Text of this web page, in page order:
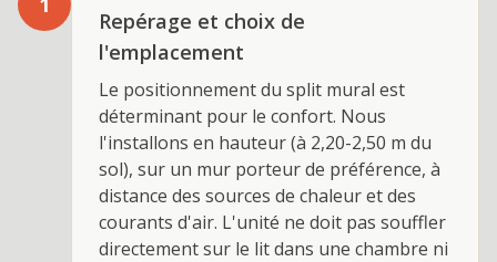
Repérage et choix de
l'emplacement
Le positionnement du split mural est
déterminant pour le confort. Nous
l'installons en hauteur (à 2,20-2,50 m du
sol), sur un mur porteur de préférence, à
distance des sources de chaleur et des
courants d'air. L'unité ne doit pas souffler
directement sur le lit dans une chambre ni